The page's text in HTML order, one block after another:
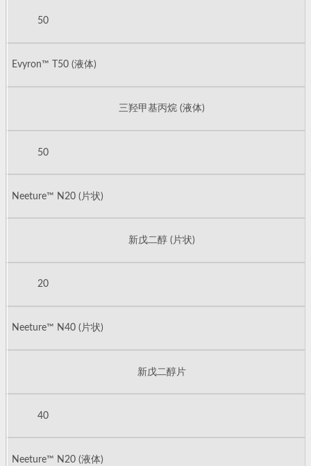
50
Evyron™ T50 (液体)
三羟甲基丙烷 (液体)
50
Neeture™ N20 (片状)
新戊二醇 (片状)
20
Neeture™ N40 (片状)
新戊二醇片
40
Neeture™ N20 (液体)